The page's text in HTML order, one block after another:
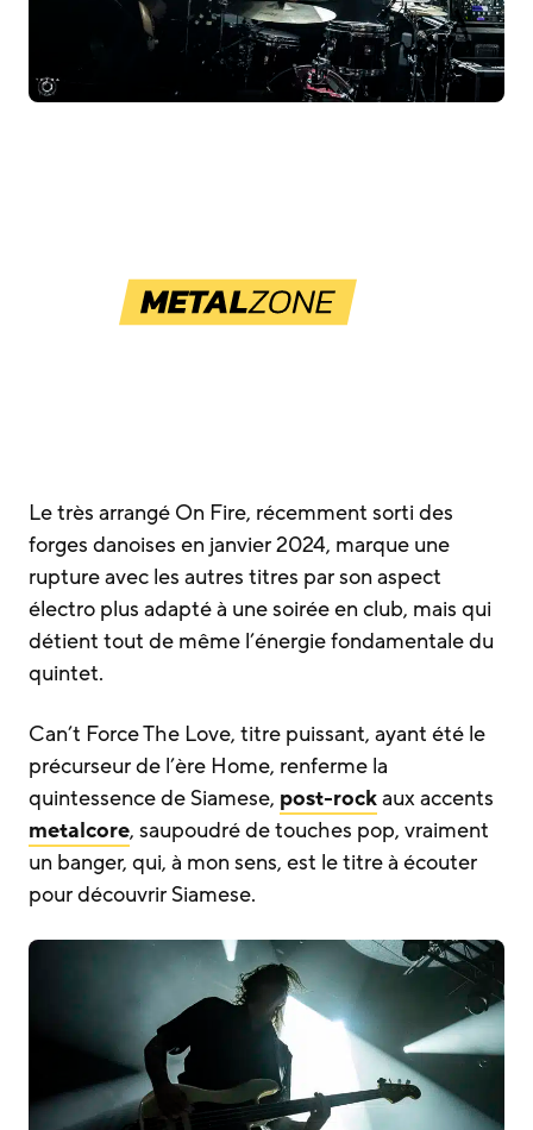
Le très arrangé On Fire, récemment sorti des
forges danoises en janvier 2024, marque une
rupture avec les autres titres par son aspect
électro plus adapté à une soirée en club, mais qui
détient tout de même l’énergie fondamentale du
quintet.
Can’t Force The Love, titre puissant, ayant été le
précurseur de l’ère Home, renferme la
quintessence de Siamese, post-rockaux accents
metalcore, saupoudré de touches pop, vraiment
un banger, qui, à mon sens, est le titre à écouter
pour découvrir Siamese.